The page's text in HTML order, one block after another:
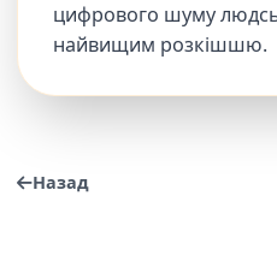
цифрового шуму
найвищим розкішшю.
Назад